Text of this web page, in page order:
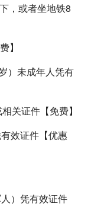
，或者坐地铁8
】
）未成年人凭有
关证件【免费】
效证件【优惠
）凭有效证件